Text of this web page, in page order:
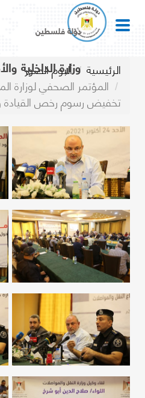
دولة فلسطين
وزارة الداخلية الرئيسية ألبوم الصور
المؤتمر الصحفي لوزارة
تخفيض رسوم رخص القيادة